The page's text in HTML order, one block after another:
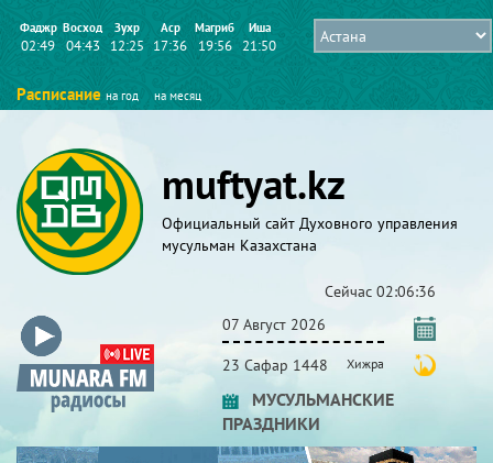
Фаджр
02:49
Восход
04:43
Зухр
12:25
Аср
17:36
Магриб
19:56
Иша
21:50
Расписание на год на месяц
muftyat.kz
Официальный сайт Духовного управления
мусульман Казахстана
Сейчас 02:06:38
07 Август 2026
23 Сафар 1448 Хижра
МУСУЛЬМАНСКИЕ
ПРАЗДНИКИ